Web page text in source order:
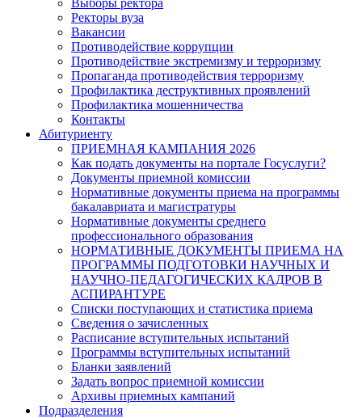
Выборы ректора
Ректоры вуза
Вакансии
Противодействие коррупции
Противодействие экстремизму и терроризму
Пропаганда противодействия терроризму
Профилактика деструктивных проявлений
Профилактика мошенничества
Контакты
Абитуриенту
ПРИЕМНАЯ КАМПАНИЯ 2026
Как подать документы на портале Госуслуги?
Документы приемной комиссии
Нормативные документы приема на программы
бакалавриата и магистратуры
Нормативные документы среднего
профессионального образования
НОРМАТИВНЫЕ ДОКУМЕНТЫ ПРИЕМА НА
ПРОГРАММЫ ПОДГОТОВКИ НАУЧНЫХ И
НАУЧНО-ПЕДАГОГИЧЕСКИХ КАДРОВ В
АСПИРАНТУРЕ
Списки поступающих и статистика приема
Сведения о зачисленных
Расписание вступительных испытаний
Программы вступительных испытаний
Бланки заявлений
Задать вопрос приемной комиссии
Архивы приемных кампаний
Подразделения